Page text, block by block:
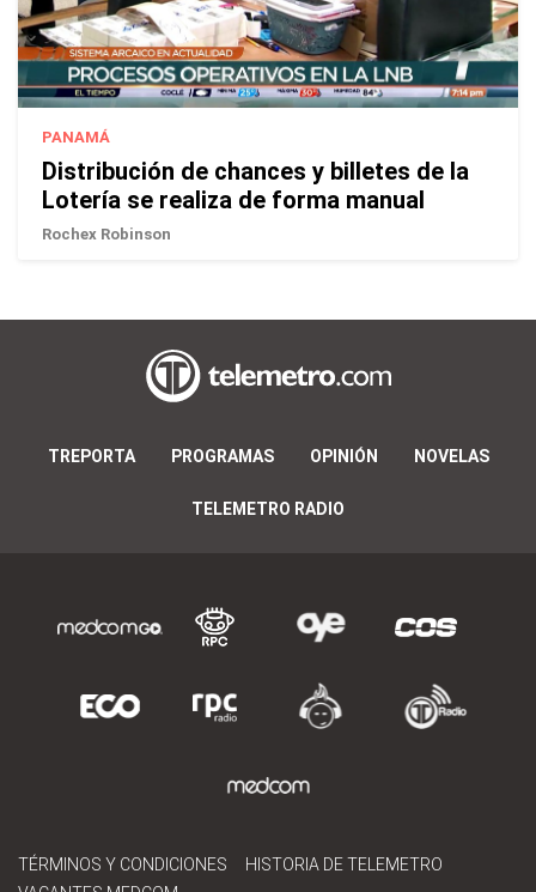
PANAMÁ
Distribución de chances y billetes de la
Lotería se realiza de forma manual
Rochex Robinson
TREPORTA PROGRAMAS OPINIÓN NOVELAS
TELEMETRO RADIO
TÉRMINOS Y CONDICIONES
HISTORIA DE TELEMETRO